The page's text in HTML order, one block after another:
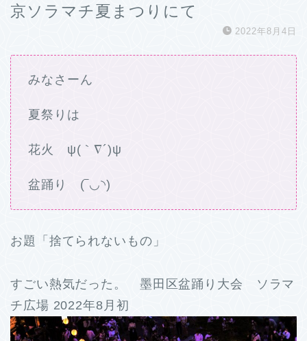
京ソラマチ夏まつりにて
2022年8月4日
みなさーん
夏祭りは
花火 ψ(｀∇´)ψ
盆踊り (‾◡◝)
お題「捨てられないもの」
すごい熱気だった。 墨田区盆踊り大会 ソラマ
チ広場 2022年8月初